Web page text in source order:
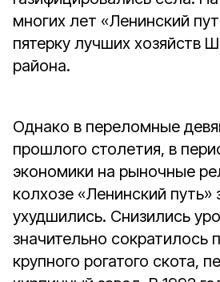
многих лет «Ленинский
пятерку лучших хозяйств
района.
Однако в переломные
прошлого столетия, в
экономики на рыночные
колхозе «Ленинский путь»
ухудшились. Снизились
значительно сократилось
крупного рогатого скота,